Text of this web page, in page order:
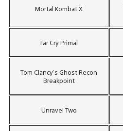
Mortal Kombat X
Far Cry Primal
Tom Clancy’s Ghost Recon
Breakpoint
Unravel Two